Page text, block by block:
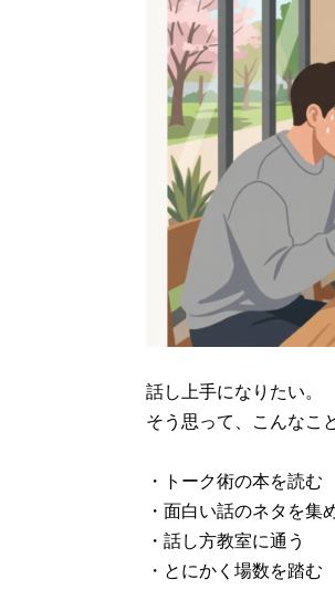
話し上手になりたい。
そう思って、こんなこ
・トーク術の本を読む
・面白い話のネタを集
・話し方教室に通う
・とにかく場数を踏む